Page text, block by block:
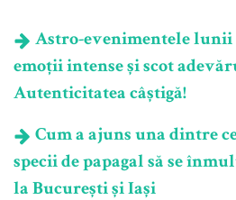
Astro-evenimentele lunii
emoții intense și scot
Autenticitatea câștigă!
Cum a ajuns una dintre
specii de papagal să se
la București și Iași